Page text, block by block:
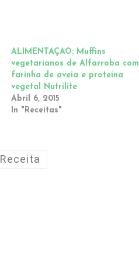
ALIMENTAÇÃO: Muffins
vegetarianos de Alfarroba com
farinha de aveia e proteína
vegetal Nutrilite
Abril 6, 2015
In "Receitas"
Receita